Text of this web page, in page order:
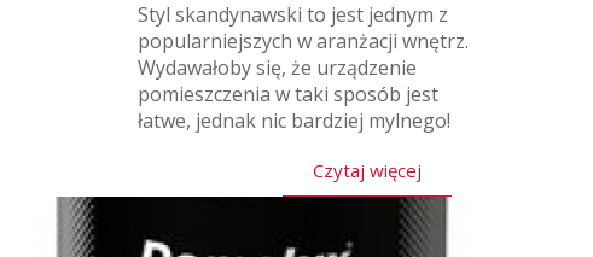
Styl skandynawski to jest jednym z
popularniejszych w aranżacji wnętrz.
Wydawałoby się, że urządzenie
pomieszczenia w taki sposób jest
łatwe, jednak nic bardziej mylnego!
Czytaj więcej